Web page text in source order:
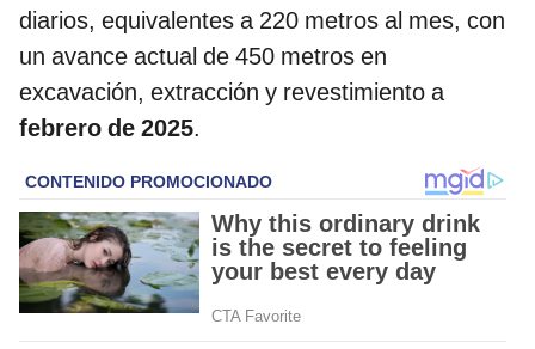
diarios, equivalentes a 220 metros al mes, con
un avance actual de 450 metros en
excavación, extracción y revestimiento a
febrero de 2025.